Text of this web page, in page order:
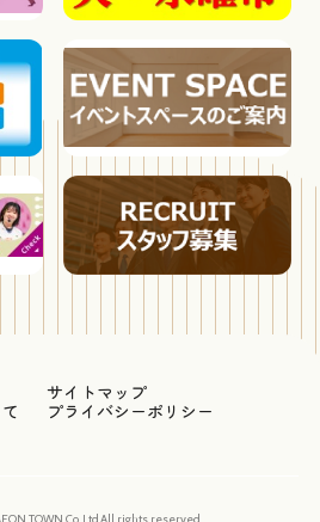
サイトマップ
プライバシーポリシー